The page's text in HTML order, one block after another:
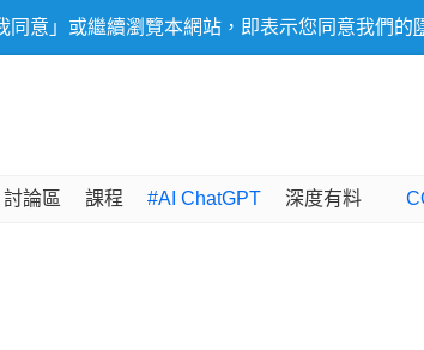
意」或繼續瀏覽本網站，即表示您同意我們的
討論區 課程 #AI ChatGPT 深度有料